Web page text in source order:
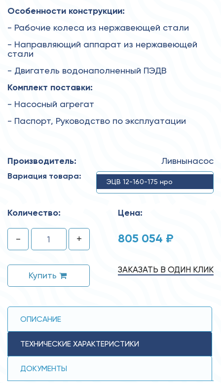
Особенности конструкции:
- Рабочие колеса из нержавеющей стали
- Направляющий аппарат из нержавеющей
стали
- Двигатель водонаполненный ПЭДВ
Комплект поставки:
- Насосный агрегат
- Паспорт, Руководство по эксплуатации
Производитель: Ливнынасос
Вариация товара:
ЭЦВ 12-160-175 нро
Количество:
- +
Купить
Цена:
805 054 ₽
ЗАКАЗАТЬ В ОДИН КЛИК
ОПИСАНИЕ
ТЕХНИЧЕСКИЕ ХАРАКТЕРИСТИКИ
ДОКУМЕНТЫ